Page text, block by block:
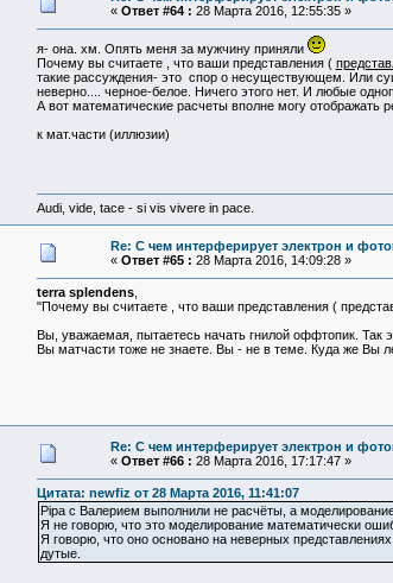
« Ответ #64 : 28 Марта 2016, 12:55:35 »
я- она. хм. Опять меня за мужчину приняли
Почему вы считаете , что ваши представления (
такие рассуждения- это спор о несуществующем. Или
неверно.... черное-белое. Ничего этого нет. И любые
А вот математические расчеты вполне могу отображать
к мат.части (иллюзии)
Audi, vide, tace - si vis vivere in pace.
Re: С чем интерферирует электрон и
« Ответ #65 : 28 Марта 2016, 14:09:28 »
terra splendens,
"Почему вы считаете , что ваши представления (
Вы, уважаемая, пытаетесь начать гнилой оффтопик. Так
Вы матчасти тоже не знаете. Вы - не в теме. Куда же Вы
Re: С чем интерферирует электрон и
« Ответ #66 : 28 Марта 2016, 17:17:47 »
Цитата: newfiz от 28 Марта 2016, 11:41:07
Pipa с Валерием выполнили не расчёты, а
Я не говорю, что это моделирование математически
Я говорю, что оно основано на неверных
дутые.